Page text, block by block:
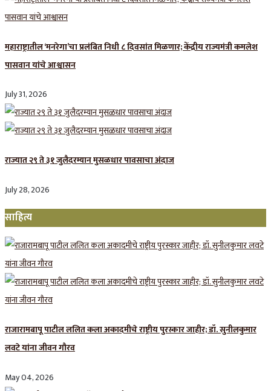
महाराष्ट्रातील ‘मनरेगा’चा प्रलंबित निधी ८ दिवसांत मिळणार; केंद्रीय राज्यमंत्री कमलेश
पासवान यांचे आश्वासन
July 31, 2026
राज्यात २९ ते ३१ जुलैदरम्यान मुसळधार पावसाचा अंदाज
July 28, 2026
साहित्य
राजारामबापू पाटील ललित कला अकादमीचे राष्ट्रीय पुरस्कार जाहीर; डॉ. सुनीलकुमार
लवटे यांना जीवन गौरव
May 04, 2026